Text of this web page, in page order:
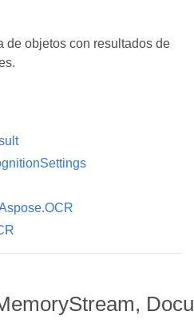
de objetos con resultados de